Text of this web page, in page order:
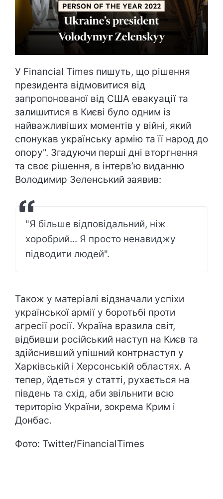
У Financial Times пишуть, що рішення
президента відмовитися від
запропонованої від США евакуації та
залишитися в Києві було одним із
найважливіших моментів у війні, який
спонукав українську армію та її народ до
опору". Згадуючи перші дні вторгнення
та своє рішення, в інтерв’ю виданню
Володимир Зеленський заявив:
"Я більше відповідальний, ніж
хоробрий... Я просто ненавиджу
підводити людей".
Також у матеріалі відзначали успіхи
української армії у боротьбі проти
агресії росії. Україна вразила світ,
відбивши російський наступ на Києв та
здійснивший упішний контрнаступ у
Харківській і Херсонській областях. А
тепер, йдеться у статті, рухається на
південь та схід, аби звільнити всю
територію України, зокрема Крим і
Донбас.
Фото: Twitter/FinancialTimes